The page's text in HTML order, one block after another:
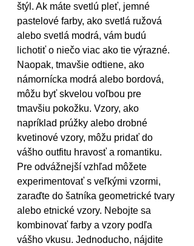
štýl. Ak máte svetlú pleť, jemné
pastelové farby, ako svetlá ružová
alebo svetlá modrá, vám budú
lichotiť o niečo viac ako tie výrazné.
Naopak, tmavšie odtiene, ako
námornícka modrá alebo bordová,
môžu byť skvelou voľbou pre
tmavšiu pokožku. Vzory, ako
napríklad prúžky alebo drobné
kvetinové vzory, môžu pridať do
vášho outfitu hravosť a romantiku.
Pre odvážnejší vzhľad môžete
experimentovať s veľkými vzormi,
zaraďte do šatníka geometrické tvary
alebo etnické vzory. Nebojte sa
kombinovať farby a vzory podľa
vášho vkusu. Jednoducho, nájdite